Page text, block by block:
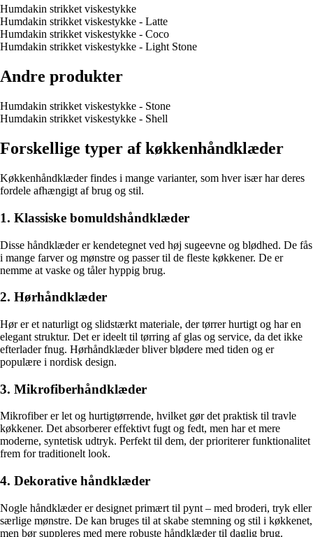
Humdakin strikket viskestykke
Humdakin strikket viskestykke - Latte
Humdakin strikket viskestykke - Coco
Humdakin strikket viskestykke - Light Stone
Andre produkter
Humdakin strikket viskestykke - Stone
Humdakin strikket viskestykke - Shell
Forskellige typer af køkkenhåndklæder
Køkkenhåndklæder findes i mange varianter, som hver især har deres
fordele afhængigt af brug og stil.
1. Klassiske bomuldshåndklæder
Disse håndklæder er kendetegnet ved høj sugeevne og blødhed. De fås
i mange farver og mønstre og passer til de fleste køkkener. De er
nemme at vaske og tåler hyppig brug.
2. Hørhåndklæder
Hør er et naturligt og slidstærkt materiale, der tørrer hurtigt og har en
elegant struktur. Det er ideelt til tørring af glas og service, da det ikke
efterlader fnug. Hørhåndklæder bliver blødere med tiden og er
populære i nordisk design.
3. Mikrofiberhåndklæder
Mikrofiber er let og hurtigtørrende, hvilket gør det praktisk til travle
køkkener. Det absorberer effektivt fugt og fedt, men har et mere
moderne, syntetisk udtryk. Perfekt til dem, der prioriterer funktionalitet
frem for traditionelt look.
4. Dekorative håndklæder
Nogle håndklæder er designet primært til pynt – med broderi, tryk eller
særlige mønstre. De kan bruges til at skabe stemning og stil i køkkenet,
men bør suppleres med mere robuste håndklæder til daglig brug.